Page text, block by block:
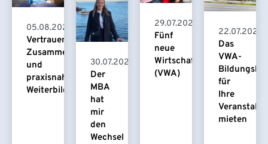
05.08.2026
Vertrauensvolle
Zusammenarbeit
und
praxisnahe
Weiterbildung
30.07.2026
Der
MBA
hat
mir
den
Wechsel
29.07.2026
Fünf
neue
Wirtschaftspsychologinnen
(VWA)
22.07.2026
Das
VWA-
für
Ihre
mieten